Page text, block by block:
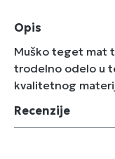
Opis
Muško teget mat
trodelno odelo u
kvalitetnog
Recenzije